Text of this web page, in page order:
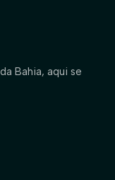
Bahia, aqui se